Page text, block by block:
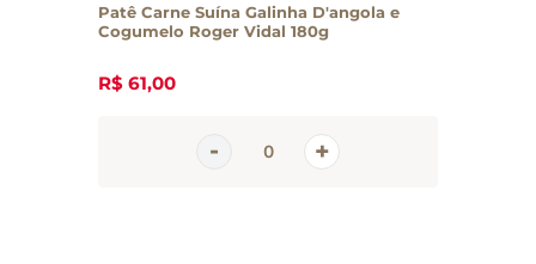
Patê Carne Suína Galinha D'angola e
Cogumelo Roger Vidal 180g
R$ 61,00